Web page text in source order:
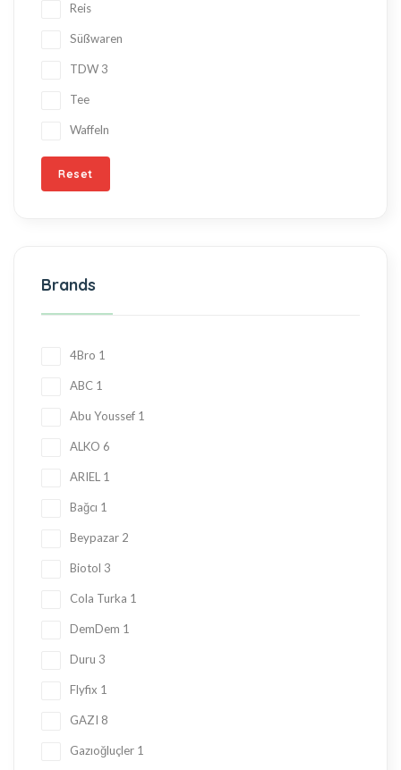
Reis
Süßwaren
TDW 3
Tee
Waffeln
Reset
Brands
4Bro 1
ABC 1
Abu Youssef 1
ALKO 6
ARIEL 1
Bağcı 1
Beypazar 2
Biotol 3
Cola Turka 1
DemDem 1
Duru 3
Flyfix 1
GAZI 8
Gazıoğluçler 1